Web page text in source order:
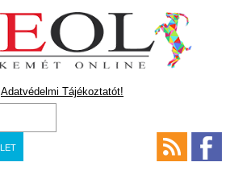
Adatvédelmi Tájékoztatót!